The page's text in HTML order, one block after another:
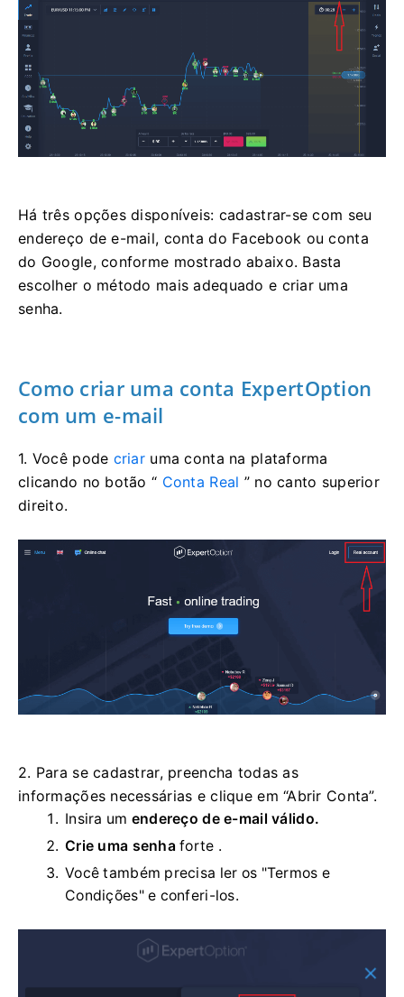
Há três opções disponíveis: cadastrar-se com seu
endereço de e-mail, conta do Facebook ou conta
do Google, conforme mostrado abaixo. Basta
escolher o método mais adequado e criar uma
senha.
Como criar uma conta ExpertOption
com um e-mail
1. Você pode criar uma conta na plataforma
clicando no botão “ Conta Real ” no canto superior
direito.
2. Para se cadastrar, preencha todas as
informações necessárias e clique em “Abrir Conta”.
Insira um endereço de e-mail válido.
Crie uma senha forte .
Você também precisa ler os "Termos e
Condições" e conferi-los.